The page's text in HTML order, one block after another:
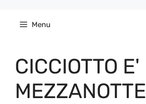
Menu
CICCIOTTO E'
MEZZANOTTE